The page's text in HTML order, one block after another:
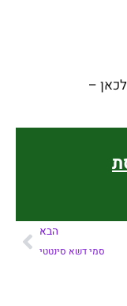
–
הבא
סמי דשא סינטטי